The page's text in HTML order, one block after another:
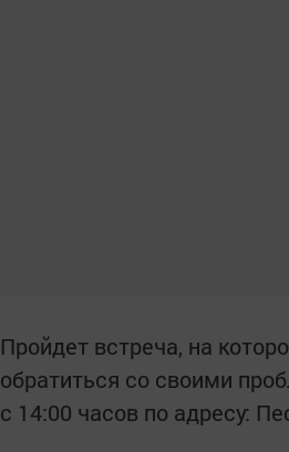
Пройдет встреча, на
обратиться со своими
с 14:00 часов по адресу: